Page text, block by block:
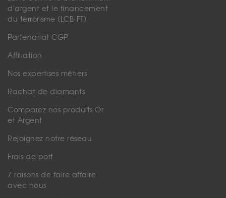
d'argent et le financement
du terrorisme (LCB-FT)
Partenariat CGP
Affiliation
Nos expertises métiers
Rachat de diamants
Comparez nos produits Or
et Argent
Rejoignez notre réseau
Frais de port
7 raisons de faire affaire
avec nous